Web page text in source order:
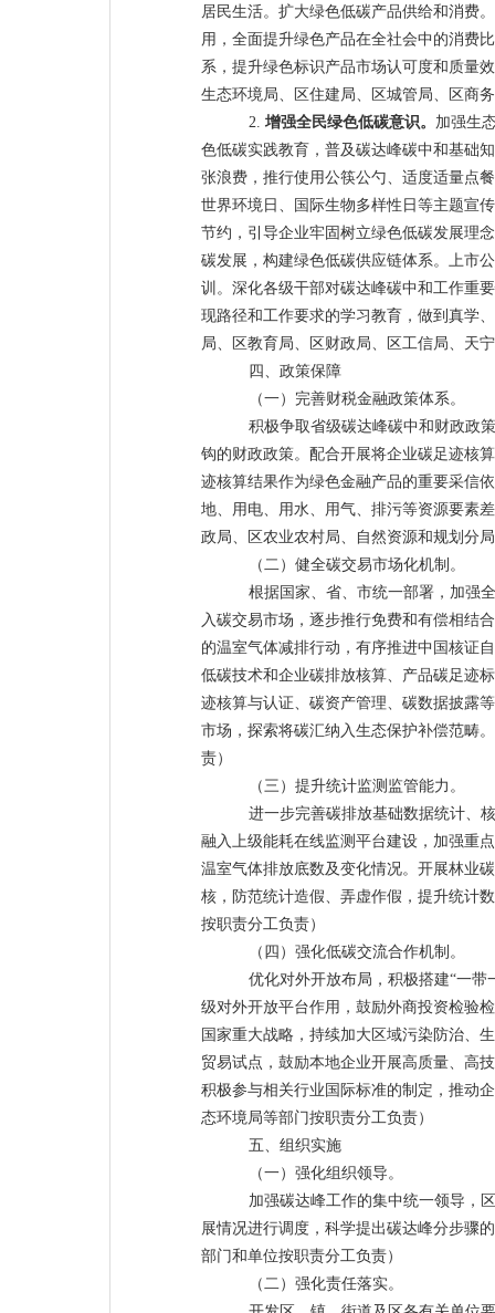
居民生活。扩大绿色低碳产品供给和消费
用，全面提升绿色产品在全社会中的消费
系，提升绿色标识产品市场认可度和质量
生态环境局、区住建局、区城管局、区商
2. 增强全民绿色低碳意识。 加强生
色低碳实践教育，普及碳达峰碳中和基础
张浪费，推行使用公筷公勺、适度适量点
世界环境日、国际生物多样性日等主题宣
节约，引导企业牢固树立绿色低碳发展理
碳发展，构建绿色低碳供应链体系。上市
训。深化各级干部对碳达峰碳中和工作重
现路径和工作要求的学习教育，做到真学
局、区教育局、区财政局、区工信局、天
四、政策保障
（一）完善财税金融政策体系。
积极争取省级碳达峰碳中和财政政
钩的财政政策。配合开展将企业碳足迹核
迹核算结果作为绿色金融产品的重要采信
地、用电、用水、用气、排污等资源要素
政局、区农业农村局、自然资源和规划分
（二）健全碳交易市场化机制。
根据国家、省、市统一部署，加强
入碳交易市场，逐步推行免费和有偿相结
的温室气体减排行动，有序推进中国核证
低碳技术和企业碳排放核算、产品碳足迹
迹核算与认证、碳资产管理、碳数据披露
市场，探索将碳汇纳入生态保护补偿范畴。
责）
（三）提升统计监测监管能力。
进一步完善碳排放基础数据统计、
融入上级能耗在线监测平台建设，加强重
温室气体排放底数及变化情况。开展林业
核，防范统计造假、弄虚作假，提升统计
按职责分工负责）
（四）强化低碳交流合作机制。
优化对外开放布局，积极搭建“一带
级对外开放平台作用，鼓励外商投资检验
国家重大战略，持续加大区域污染防治、
贸易试点，鼓励本地企业开展高质量、高
积极参与相关行业国际标准的制定，推动
态环境局等部门按职责分工负责）
五、组织实施
（一）强化组织领导。
加强碳达峰工作的集中统一领导，
展情况进行调度，科学提出碳达峰分步骤
部门和单位按职责分工负责）
（二）强化责任落实。